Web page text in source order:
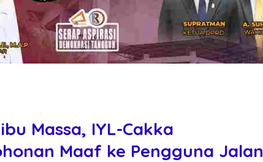
Massa, IYL-Cakka
Maaf ke Pengguna Jalan